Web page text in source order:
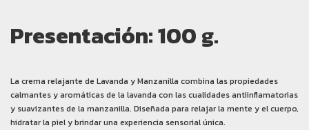
Presentación: 100g.
La crema relajante de Lavanda y Manzanilla combina las propiedades
calmantes y aromáticas de la lavanda con las cualidades antiinflamatorias
y suavizantes de la manzanilla. Diseñada para relajar la mente y el cuerpo,
hidratar la piel y brindar una experiencia sensorial única.